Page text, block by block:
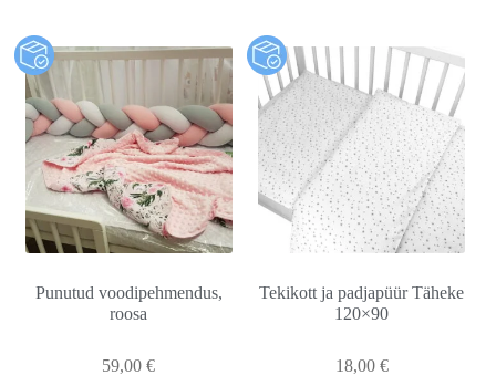
Punutud voodipehmendus,
roosa
59,00€
Tekikott ja padjapüür Täheke
120×90
18,00 €